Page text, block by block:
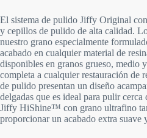
El sistema de pulido Jiffy Original
y cepillos de pulido de alta calidad.
nuestro grano especialmente
acabado en cualquier material de
disponibles en granos grueso, medio
completa a cualquier restauración de
de pulido presentan un diseño
delgadas que es ideal para pulir
Jiffy HiShine™ con grano ultrafino
proporcionar un acabado extra suave